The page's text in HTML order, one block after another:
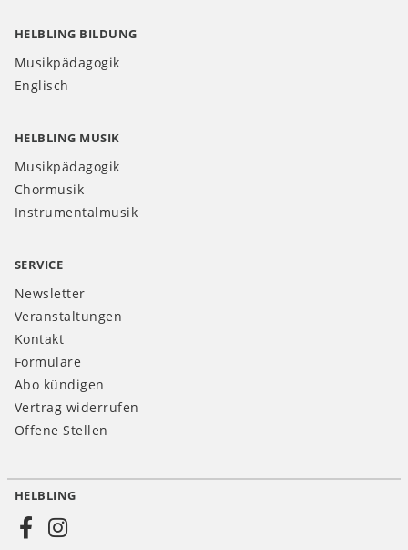
HELBLING BILDUNG
Musikpädagogik
Englisch
HELBLING MUSIK
Musikpädagogik
Chormusik
Instrumentalmusik
SERVICE
Newsletter
Veranstaltungen
Kontakt
Formulare
Abo kündigen
Vertrag widerrufen
Offene Stellen
Social
HELBLING